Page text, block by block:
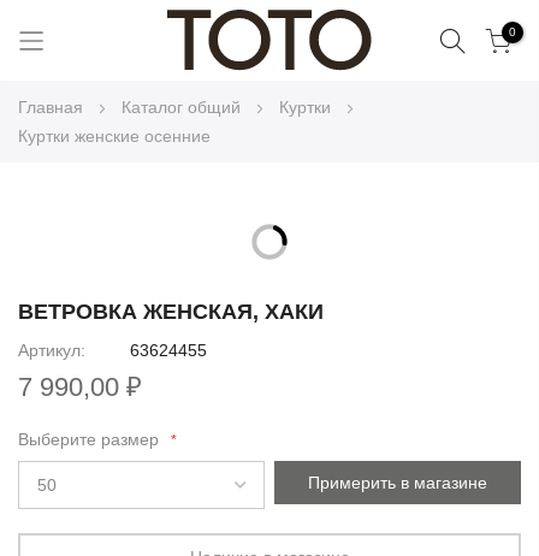
Поиск0
Content
Главная Каталог общий
Куртки
Куртки женские осенние
end
of
the
gallery
to
beginning
of
images
gallery
ВЕТРОВКА ЖЕНСКАЯ, ХАКИ
Артикул 63624455
7 990,00 ₽
Выберите размер
Примерить в магазине